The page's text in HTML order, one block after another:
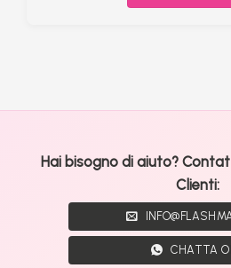
Hai bisogno di aiuto?
Clienti:
CHATTA